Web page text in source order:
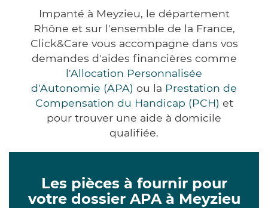
Impanté à Meyzieu, le département
Rhône et sur l'ensemble de la France,
Click&Care vous accompagne dans vos
demandes d'aides financières comme
l'Allocation Personnalisée
d'Autonomie (APA) ou la Prestation de
Compensation du Handicap (PCH) et
pour trouver une aide à domicile
qualifiée.
Les pièces à fournir pour
votre dossier APA à Meyzieu